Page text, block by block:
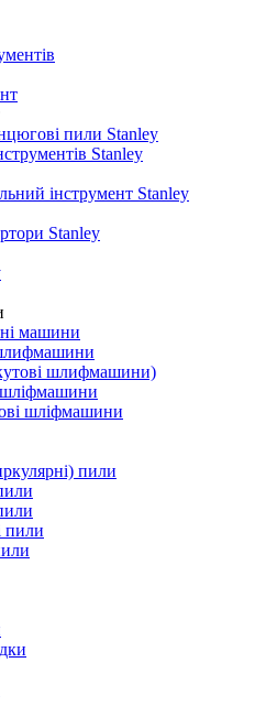
пили Stanley
Stanley
інструмент Stanley
Stanley
машини
шлифмашини)
шліфмашини
шліфмашини
пили
пили